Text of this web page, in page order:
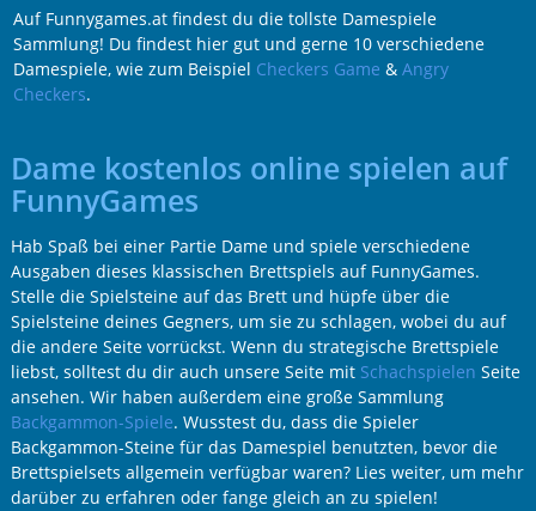
Auf Funnygames.at findest du die tollste Damespiele
Sammlung! Du findest hier gut und gerne 10 verschiedene
Damespiele, wie zum Beispiel Checkers Game & Angry
Checkers.
Dame kostenlos online spielen auf
FunnyGames
Hab Spaß bei einer Partie Dame und spiele verschiedene
Ausgaben dieses klassischen Brettspiels auf FunnyGames.
Stelle die Spielsteine auf das Brett und hüpfe über die
Spielsteine deines Gegners, um sie zu schlagen, wobei du auf
die andere Seite vorrückst. Wenn du strategische Brettspiele
liebst, solltest du dir auch unsere Seite mit Schachspielen Seite
ansehen. Wir haben außerdem eine große Sammlung
Backgammon-Spiele. Wusstest du, dass die Spieler
Backgammon-Steine für das Damespiel benutzten, bevor die
Brettspielsets allgemein verfügbar waren? Lies weiter, um mehr
darüber zu erfahren oder fange gleich an zu spielen!